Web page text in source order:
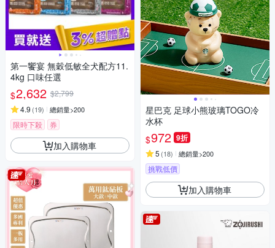
第一饗宴 無穀低敏全犬配方11.
4kg 口味任選
$2,632 $2,799
4.9 (19) 總銷量>200
限時下殺 券
加入購物車
星巴克 足球小熊玻璃TOGO冷
水杯
$972 9折
5 (18) 總銷量>200
挑戰低價
加入購物車